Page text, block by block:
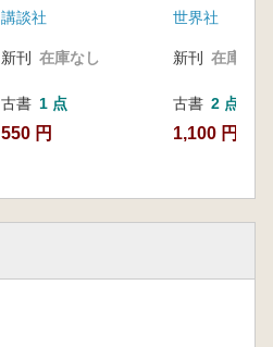
講談社
新刊 在庫なし
古書 1 点
550 円
世界社
新刊 在庫なし
古書 2 点
1,100 円~